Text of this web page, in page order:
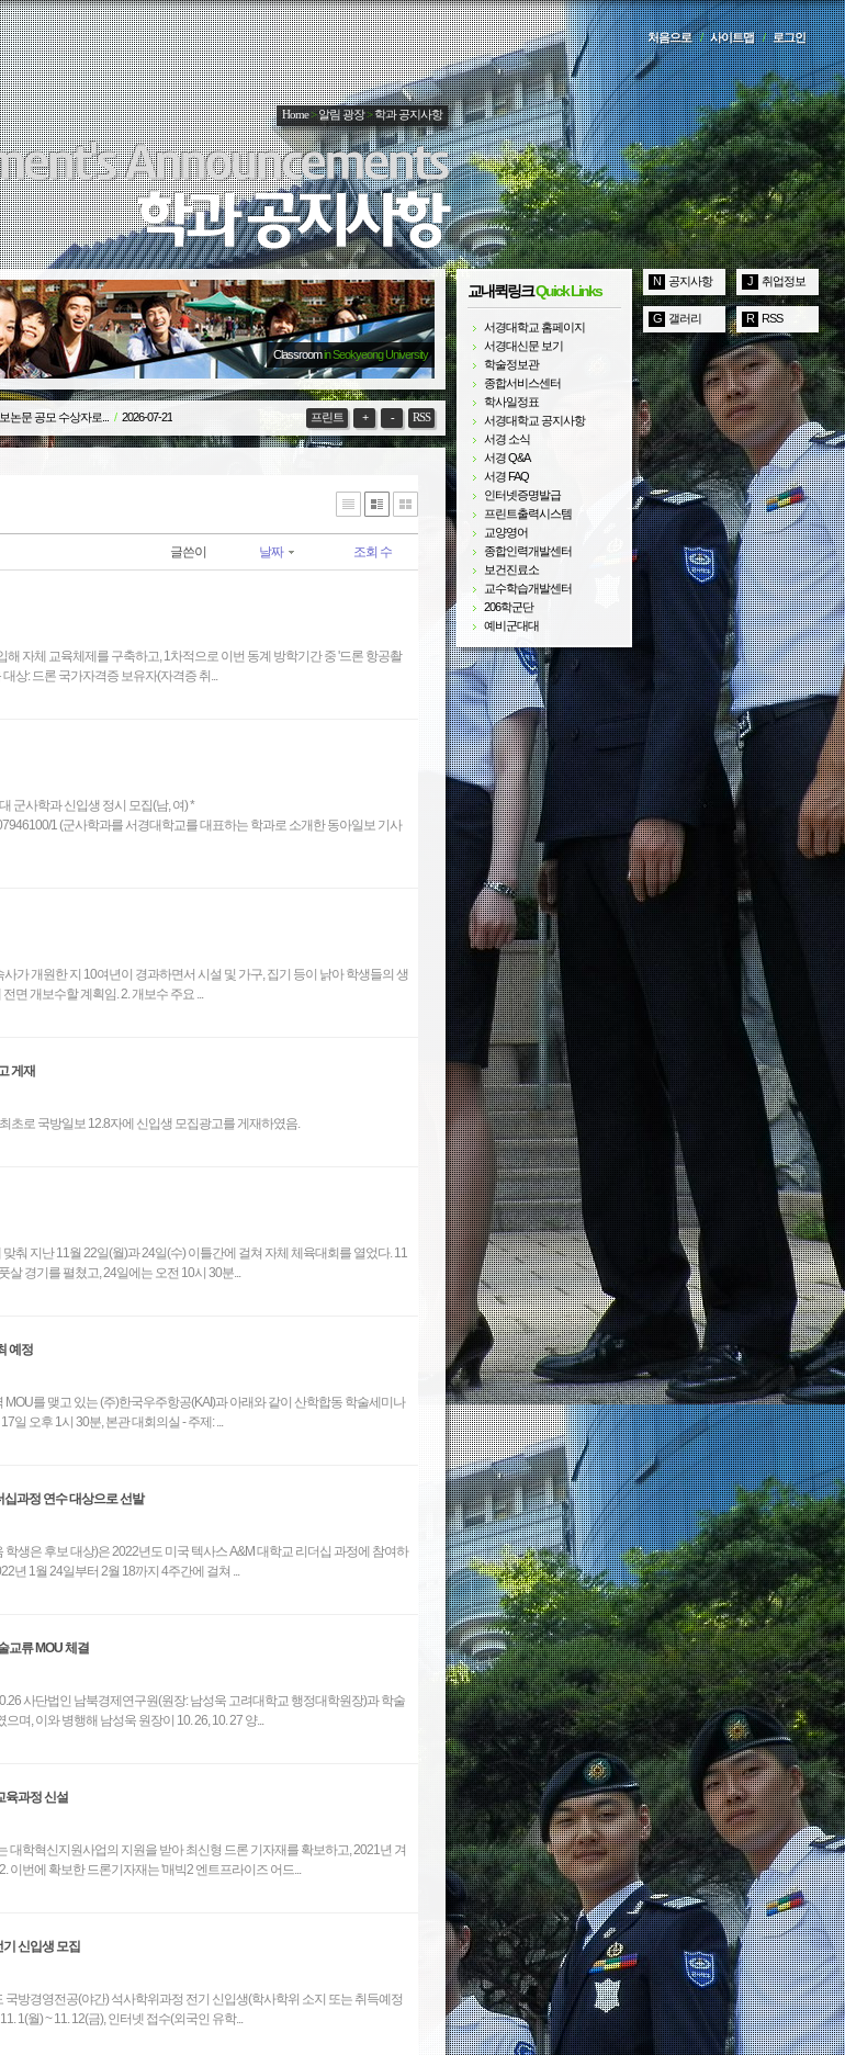
처음으로 / 사이트맵 / 로그인
Home>알림 광장>학과 공지사항
Classroomin Seokyeong University
논문 공모 수상자로... / 2026-07-21 RSS
-
+
프린트
글쓴이 날짜 조회 수
자체 교육체제를 구축하고, 1차적으로 이번 동계 방학기간 중 '드론 항공촬
무교육'을 시범 실시할 계획임. o 교육 대상: 드론 국가자격증 보유자(자격증 취...
군사학과 신입생 정시 모집(남, 여) *
1 (군사학과를 서경대학교를 대표하는 학과로 소개한 동아일보 기사
가 개원한 지 10여년이 경과하면서 시설 및 가구, 집기 등이 낡아 학생들의 생
활에 불편함이 있어 2021년도 학교 예산을 반영해 전면 개보수할 계획임. 2. 개보수 주요 ...
게재
초로 국방일보 12.8자에 신입생 모집광고를 게재하였음.
춰 지난 11월 22일(월)과 24일(수) 이틀간에 걸쳐 자체 체육대회를 열었다. 11
살 경기를 펼쳤고, 24일에는 오전 10시 30분...
예정
를 맺고 있는 (주)한국우주항공(KAI)과 아래와 같이 산학합동 학술세미나
를 개최할 예정임. 2. 행사계획 - 일시 및 장소: 11월 17일 오후 1시 30분, 본관 대회의실 - 주제: ...
과정 연수 대상으로 선발
생은 후보 대상)은 2022년도 미국 텍사스 A&M 대학교 리더십 과정에 참여하
년 1월 24일부터 2월 18까지 4주간에 걸쳐 ...
교류 MOU 체결
사단법인 남북경제연구원(원장: 남성욱 고려대학교 행정대학원장)과 학술
며, 이와 병행해 남성욱 원장이 10. 26, 10. 27 양...
육과정 신설
대학혁신지원사업의 지원을 받아 최신형 드론 기자재를 확보하고, 2021년 겨
울방학부터 드론 실무교육과정을 개설할 예정임. 2. 이번에 확보한 드론기자재는 '매빅2 엔트프라이즈 어드...
신입생 모집
방경영전공(야간) 석사학위과정 전기 신입생(학사학위 소지 또는 취득예정
1) 원서접수 : 2021. 11. 1(월) ~ 11. 12(금), 인터넷 접수(외국인 유학...
교내퀵링크Quick Links
서경대학교 홈페이지
서경대신문 보기
학술정보관
종합서비스센터
학사일정표
서경대학교 공지사항
서경 소식
서경 Q&A
서경 FAQ
인터넷증명발급
프린트출력시스템
교양영어
종합인력개발센터
보건진료소
교수학습개발센터
206학군단
예비군대대
N 공지사항 J 취업정보
G 갤러리 R RSS